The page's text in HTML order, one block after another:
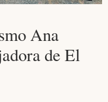
Ana
de El